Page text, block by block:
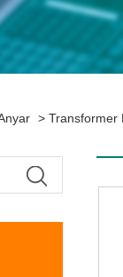
> Transformer